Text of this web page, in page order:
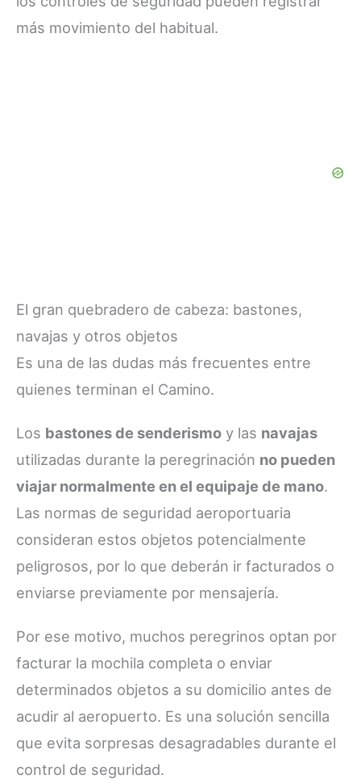
más movimiento del habitual.
El gran quebradero de cabeza: bastones,
navajas y otros objetos
Es una de las dudas más frecuentes entre
quienes terminan el Camino.
Los bastones de senderismo y las navajas
utilizadas durante la peregrinación no pueden
viajar normalmente en el equipaje de mano.
Las normas de seguridad aeroportuaria
consideran estos objetos potencialmente
peligrosos, por lo que deberán ir facturados o
enviarse previamente por mensajería.
Por ese motivo, muchos peregrinos optan por
facturar la mochila completa o enviar
determinados objetos a su domicilio antes de
acudir al aeropuerto. Es una solución sencilla
que evita sorpresas desagradables durante el
control de seguridad.